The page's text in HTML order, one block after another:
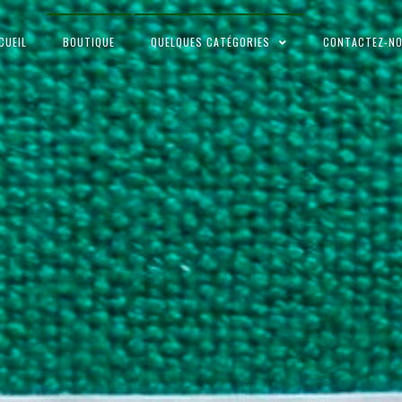
BOUTIQUE QUELQUES CATÉGORIES CONTACTEZ-